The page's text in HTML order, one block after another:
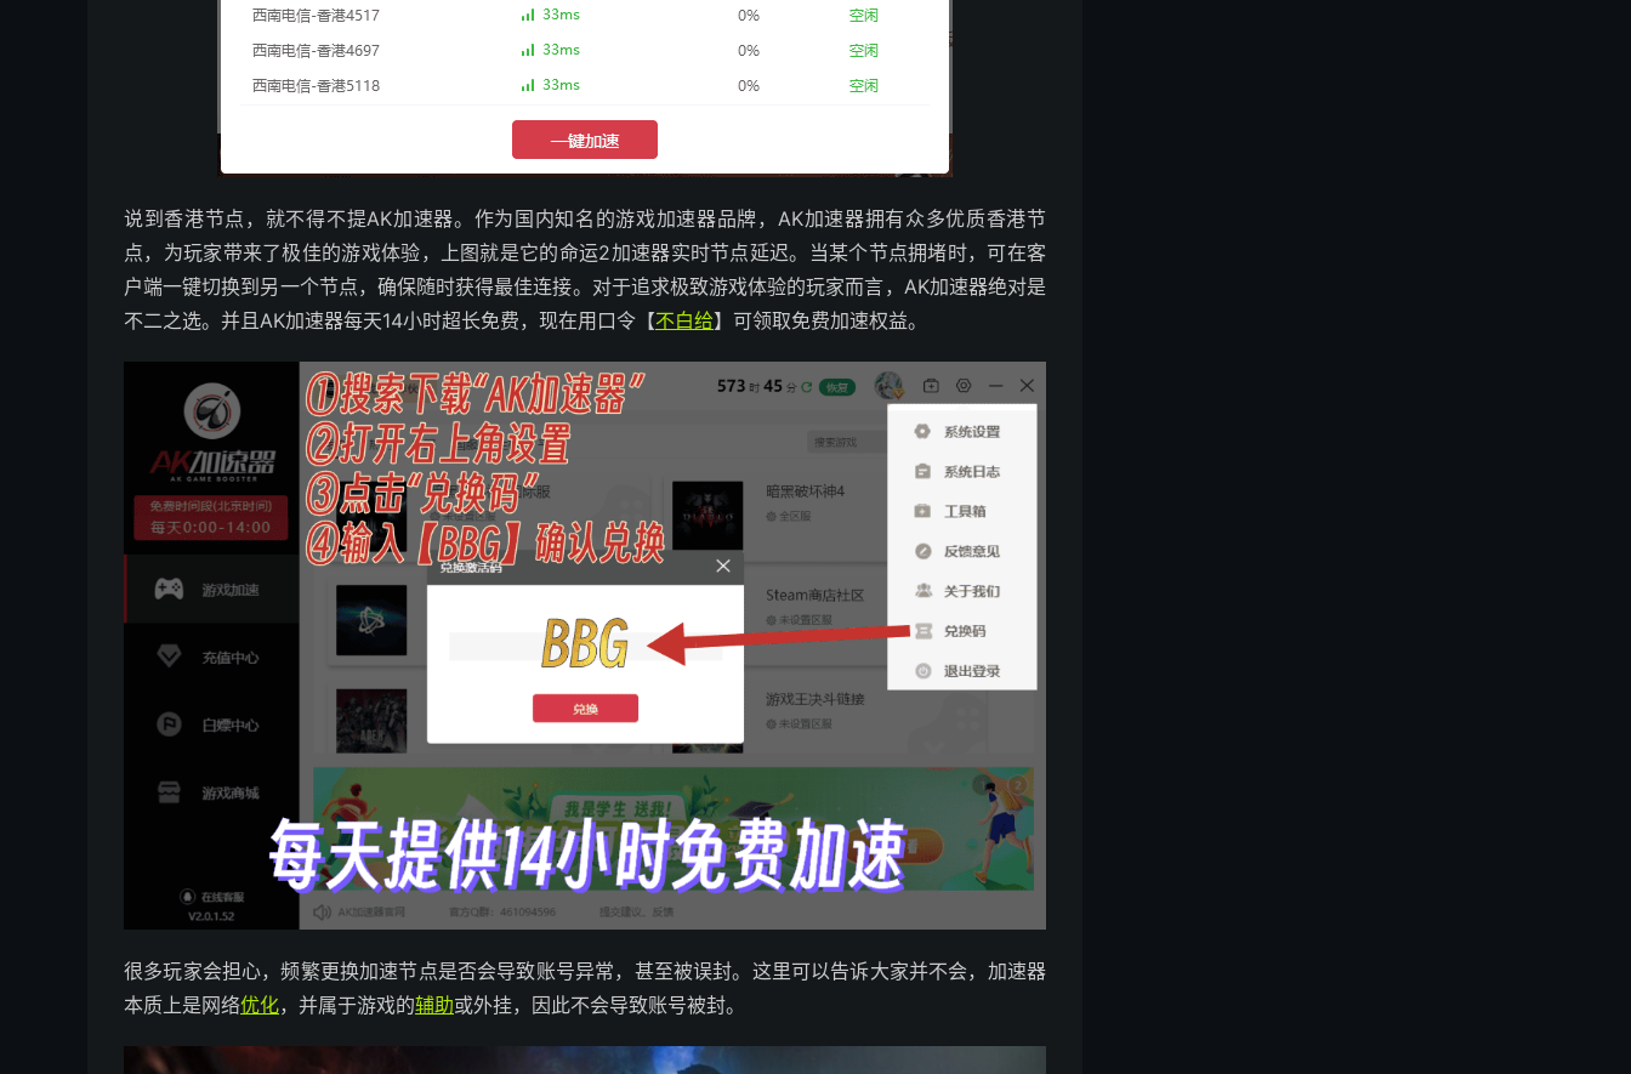
说到香港节点，就不得不提AK加速器。作为国内知名的游戏加速器品牌，AK加速器拥有众多优质香港节
点，为玩家带来了极佳的游戏体验，上图就是它的命运2加速器实时节点延迟。当某个节点拥堵时，可在客
户端一键切换到另一个节点，确保随时获得最佳连接。对于追求极致游戏体验的玩家而言，AK加速器绝对是
不二之选。并且AK加速器每天14小时超长免费，现在用口令【不白给】可领取免费加速权益。
很多玩家会担心，频繁更换加速节点是否会导致账号异常，甚至被误封。这里可以告诉大家并不会，加速器
本质上是网络优化，并属于游戏的辅助或外挂，因此不会导致账号被封。